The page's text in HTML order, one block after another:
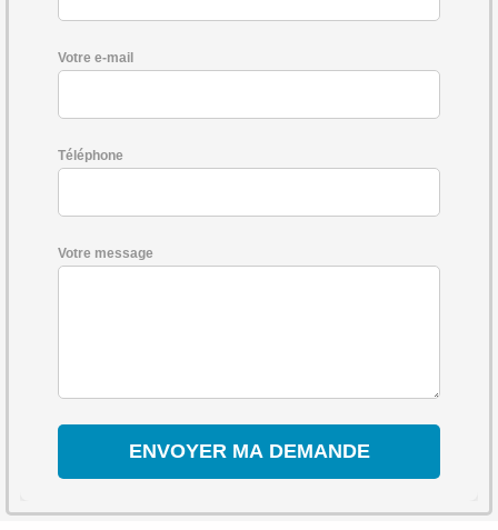
Votre e-mail
Téléphone
Votre message